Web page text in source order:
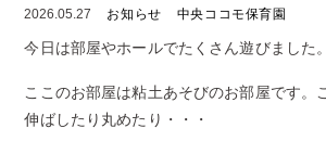
2026.05.27 お知らせ 中央ココモ保育園
今日は部屋やホールでたくさん遊びました。
ここのお部屋は粘土あそびのお部屋です。
伸ばしたり丸めたり・・・